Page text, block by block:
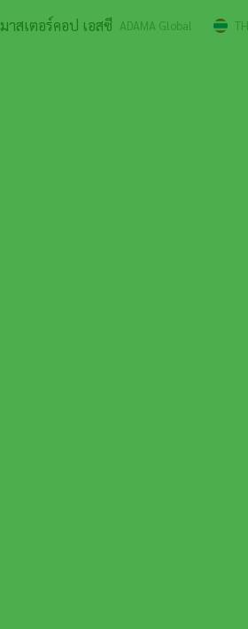
มาสเตอร์คอป เอสซี ADAMA Global TH